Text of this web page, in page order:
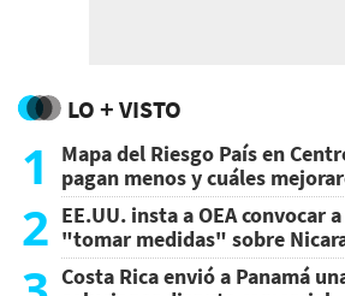
LO + VISTO
1
Mapa del Riesgo País en
pagan menos y cuáles
2 EE.UU. insta a OEA convocar
"tomar medidas" sobre
Costa Rica envió a Panamá